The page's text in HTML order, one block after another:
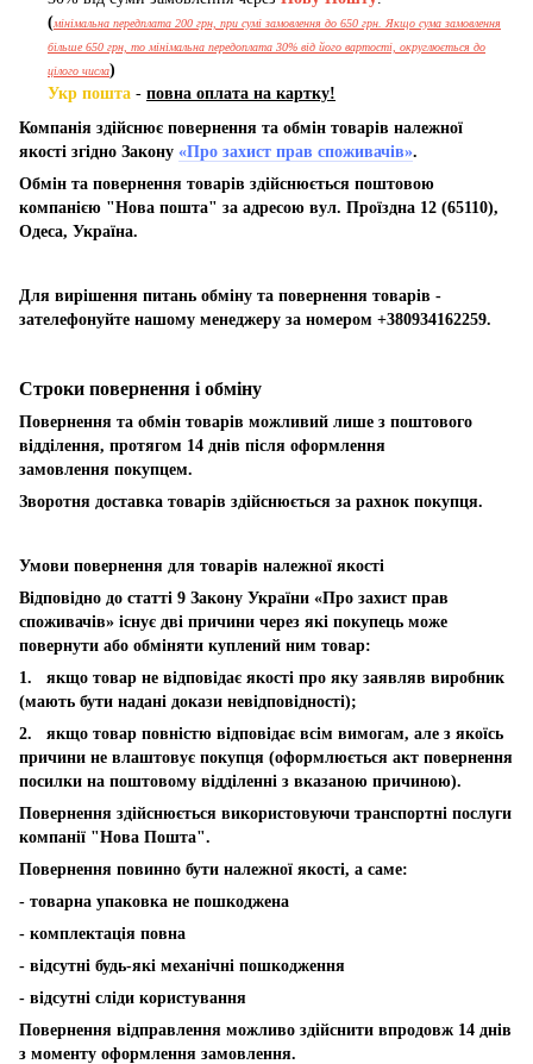
(мінімальна передплата 200 грн, при сумі замовлення до 650 грн. Якщо сума замовлення
більше 650 грн, то мінімальна передоплата 30% від його вартості, округлюється до
цілого числа)
Укр пошта - повна оплата на картку!
Компанія здійснює повернення та обмін товарів належної
якості згідно Закону «Про захист прав споживачів».
Обмін та повернення товарів здійснюється поштовою
компанією "Нова пошта" за адресою вул. Проїздна 12 (65110),
Одеса, Україна.
Для вирішення питань обміну та повернення товарів -
зателефонуйте нашому менеджеру за номером +380934162259.
Строки повернення і обміну
Повернення та обмін товарів можливий лише з поштового
відділення, протягом 14 днів після оформлення
замовлення покупцем.
Зворотня доставка товарів здійснюється за рахнок покупця.
Умови повернення для товарів належної якості
Відповідно до статті 9 Закону України «Про захист прав
споживачів» існує дві причини через які покупець може
повернути або обміняти куплений ним товар:
1. якщо товар не відповідає якості про яку заявляв виробник
(мають бути надані докази невідповідності);
2. якщо товар повністю відповідає всім вимогам, але з якоїсь
причини не влаштовує покупця (оформлюється акт повернення
посилки на поштовому відділенні з вказаною причиною).
Повернення здійснюється використовуючи транспортні послуги
компанії "Нова Пошта".
Повернення повинно бути належної якості, а саме:
- товарна упаковка не пошкоджена
- комплектація повна
- відсутні будь-які механічні пошкодження
- відсутні сліди користування
Повернення відправлення можливо здійснити впродовж 14 днів
з моменту оформлення замовлення.